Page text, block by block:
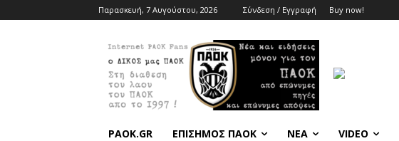
Παρασκευή, 7 Αυγούστου, 2026 Σύνδεση / Εγγραφή Buy now!
PAOK.GR ΕΠΙΣΗΜΟΣ ΠΑΟΚ ΝΕΑ VIDEO